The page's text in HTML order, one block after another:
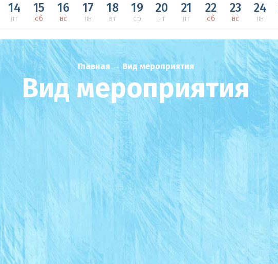
14
пт
15
сб
16
вс
17
пн
18
вт
19
ср
20
чт
21
пт
22
сб
23
вс
24
пн
Главная → Вид мероприятия
Вид мероприятия